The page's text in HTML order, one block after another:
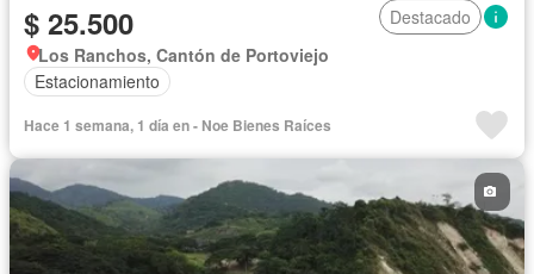
$ 25.500
Destacado
Los Ranchos, Cantón de Portoviejo
Estacionamiento
Hace 1 semana, 1 día en - Noe Bienes Raíces